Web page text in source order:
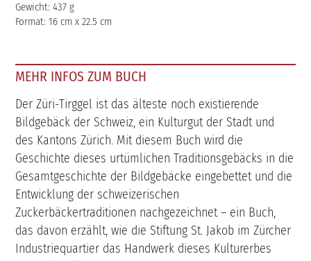
Gewicht: 437 g
Format: 16 cm x 22.5 cm
MEHR INFOS ZUM BUCH
Der Züri-Tirggel ist das älteste noch existierende
Bildgebäck der Schweiz, ein Kulturgut der Stadt und
des Kantons Zürich. Mit diesem Buch wird die
Geschichte dieses urtümlichen Traditionsgebäcks in die
Gesamtgeschichte der Bildgebäcke eingebettet und die
Entwicklung der schweizerischen
Zuckerbäckertraditionen nachgezeichnet – ein Buch,
das davon erzählt, wie die Stiftung St. Jakob im Zürcher
Industriequartier das Handwerk dieses Kulturerbes